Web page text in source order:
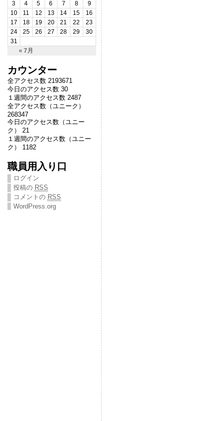
« 7月
3
4 5 6 7 8
9
10
11 12 13 14 15
16
17
18 19 20 21 22
23
24
25 26 27 28 29
30
31
カウンター
全アクセス数 2193671
今日のアクセス数 30
１週間のアクセス数 2487
全アクセス数（ユニーク）
268347
今日のアクセス数（ユニー
ク） 21
１週間のアクセス数（ユニー
ク） 1182
職員用入り口
ログイン
投稿の RSS
コメントの RSS
WordPress.org